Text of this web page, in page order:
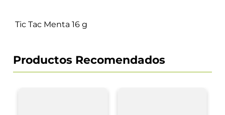
Tic Tac Menta 16 g
Productos Recomendados